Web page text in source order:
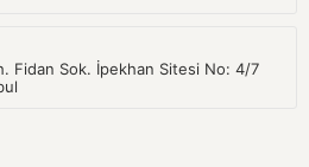
Fidan Sok. İpekhan Sitesi No: 4/7